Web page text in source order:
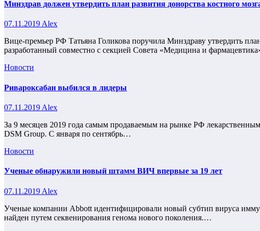
Минздрав должен утвердить план развития донорства костного
07.11.2019Alex
Вице-премьер РФ Татьяна Голикова поручила Минздраву утвердить
разработанный совместно с секцией Совета «Медицина и
Новости
Ривароксабан выбился в лидеры
07.11.2019 Alex
За 9 месяцев 2019 года самым продаваемым на рынке РФ
DSM Group. С января по сентябрь…
Новости
Ученые обнаружили новый штамм ВИЧ впервые за 19 лет
07.11.2019 Alex
Ученые компании Abbott идентифицировали новый субтип вируса
найден путем секвенирования генома нового поколения.…